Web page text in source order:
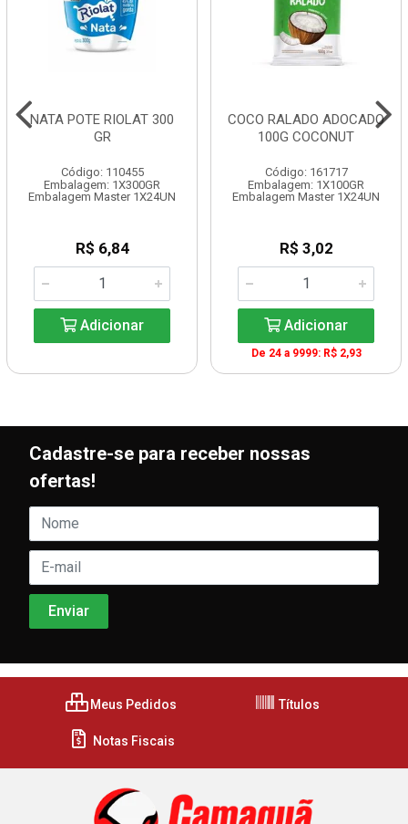
NATA POTE RIOLAT 300
GR
Código: 110455
Embalagem: 1X300GR
Embalagem Master 1X24UN
R$ 6,84
Adicionar
COCO RALADO ADOCADO
100G COCONUT
Código: 161717
Embalagem: 1X100GR
Embalagem Master 1X24UN
R$ 3,02
Adicionar
De 24 a 9999: R$ 2,93
Cadastre-se para receber nossas
ofertas!
Meus Pedidos Títulos
Notas Fiscais